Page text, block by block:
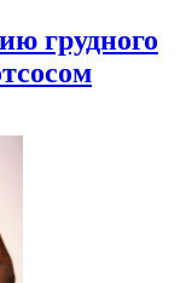
грудного